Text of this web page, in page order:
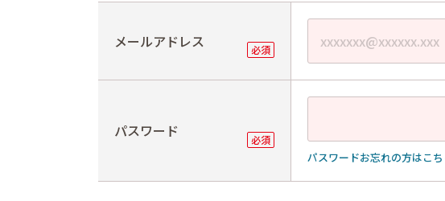
メールアドレス
パスワード
パスワードお忘れの方はこ